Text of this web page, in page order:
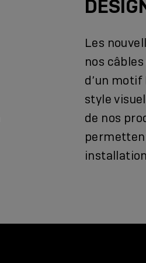
Les
nos
d’un
style
de nos